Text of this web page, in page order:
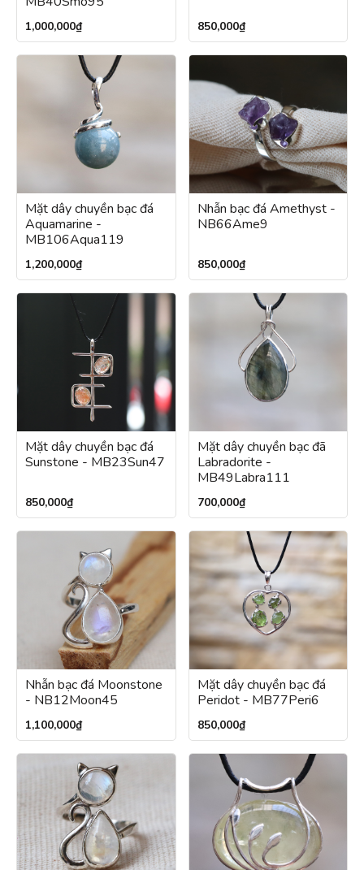
1,000,000₫ 850,000₫
Mặt dây chuyền bạc đá
Aquamarine -
MB106Aqua119
1,200,000₫
Nhẫn bạc đá Amethyst -
NB66Ame9
850,000₫
Mặt dây chuyền bạc đá
Sunstone - MB23Sun47
850,000₫
Mặt dây chuyền bạc đã
Labradorite -
MB49Labra111
700,000₫
Nhẫn bạc đá Moonstone
- NB12Moon45
1,100,000₫
Mặt dây chuyền bạc đá
Peridot - MB77Peri6
850,000₫